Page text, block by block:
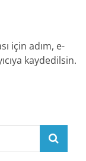
için adım, e-
kaydedilsin.